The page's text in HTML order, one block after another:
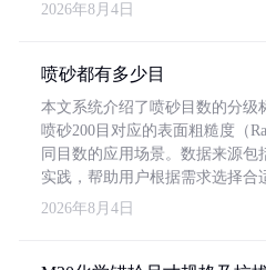
2026年8月4日
喷砂都有多少目
本文系统介绍了喷砂目数的分级
喷砂200目对应的表面粗糙度（
同目数的应用场景。数据来源包
实践，帮助用户根据需求选择合
2026年8月4日